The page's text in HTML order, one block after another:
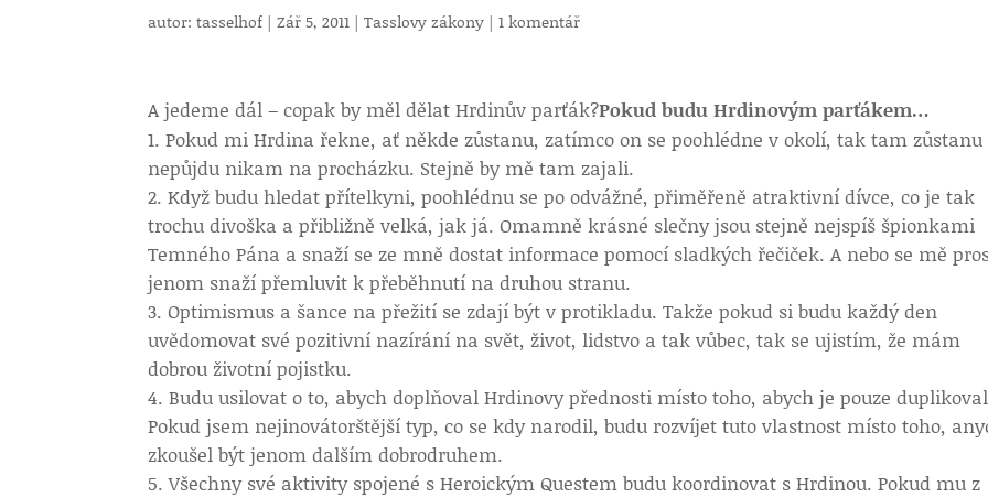
autor:tasselhof |Zář 5, 2011 |Tasslovy zákony |1 komentář
A jedeme dál – copak by měl dělat Hrdinův parťák?Pokud budu Hrdinovým parťákem…
Pokud mi Hrdina řekne, ať někde zůstanu, zatímco on se poohlédne v okolí, tak tam zůstanu
nepůjdu nikam na procházku. Stejně by mě tam zajali.
Když budu hledat přítelkyni, poohlédnu se po odvážné, přiměřeně atraktivní dívce, co je tak
trochu divoška a přibližně velká, jak já. Omamně krásné slečny jsou stejně nejspíš špionkami
Temného Pána a snaží se ze mně dostat informace pomocí sladkých řečiček. A nebo se mě
jenom snaží přemluvit k přeběhnutí na druhou stranu.
Optimismus a šance na přežití se zdají být v protikladu. Takže pokud si budu každý den
uvědomovat své pozitivní nazírání na svět, život, lidstvo a tak vůbec, tak se ujistím, že mám
dobrou životní pojistku.
Budu usilovat o to, abych doplňoval Hrdinovy přednosti místo toho, abych je pouze
Pokud jsem nejinovátorštější typ, co se kdy narodil, budu rozvíjet tuto vlastnost místo toho,
zkoušel být jenom dalším dobrodruhem.
Všechny své aktivity spojené s Heroickým Questem budu koordinovat s Hrdinou. Pokud mu z